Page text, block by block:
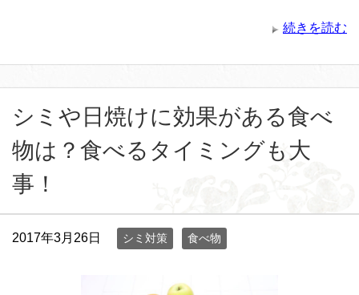
続きを読む
シミや日焼けに効果がある食べ
物は？食べるタイミングも大
事！
2017年3月26日 シミ対策 食べ物